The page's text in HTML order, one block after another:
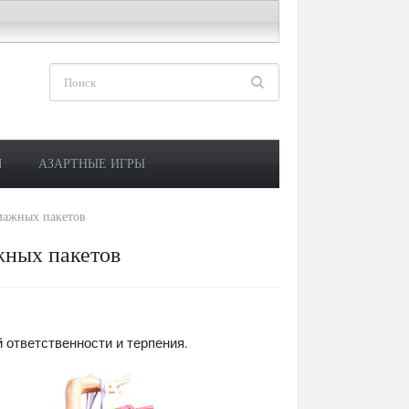
АЗАРТНЫЕ ИГРЫ
пакетов
пакетов
и терпения.